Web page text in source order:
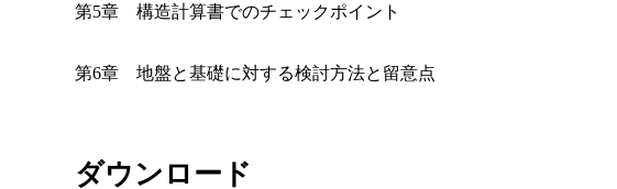
第5章 構造計算書でのチェックポイント
第6章 地盤と基礎に対する検討方法と留意点
ダウンロード